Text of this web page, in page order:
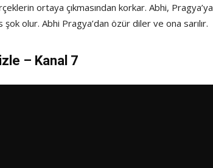
ortaya çıkmasından korkar. Abhi, Pragya’ya
olur. Abhi Pragya’dan özür diler ve ona sarılır.
– Kanal 7